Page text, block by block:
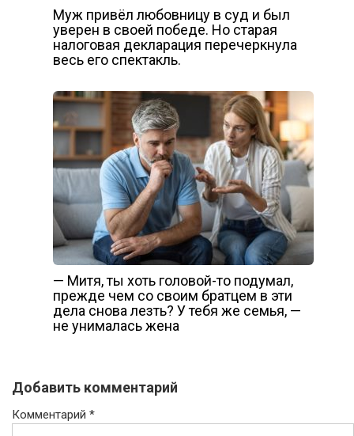
Муж привёл любовницу в суд и был
уверен в своей победе. Но старая
налоговая декларация перечеркнула
весь его спектакль.
— Митя, ты хоть головой-то подумал,
прежде чем со своим братцем в эти
дела снова лезть? У тебя же семья, —
не унималась жена
Добавить комментарий
Комментарий *